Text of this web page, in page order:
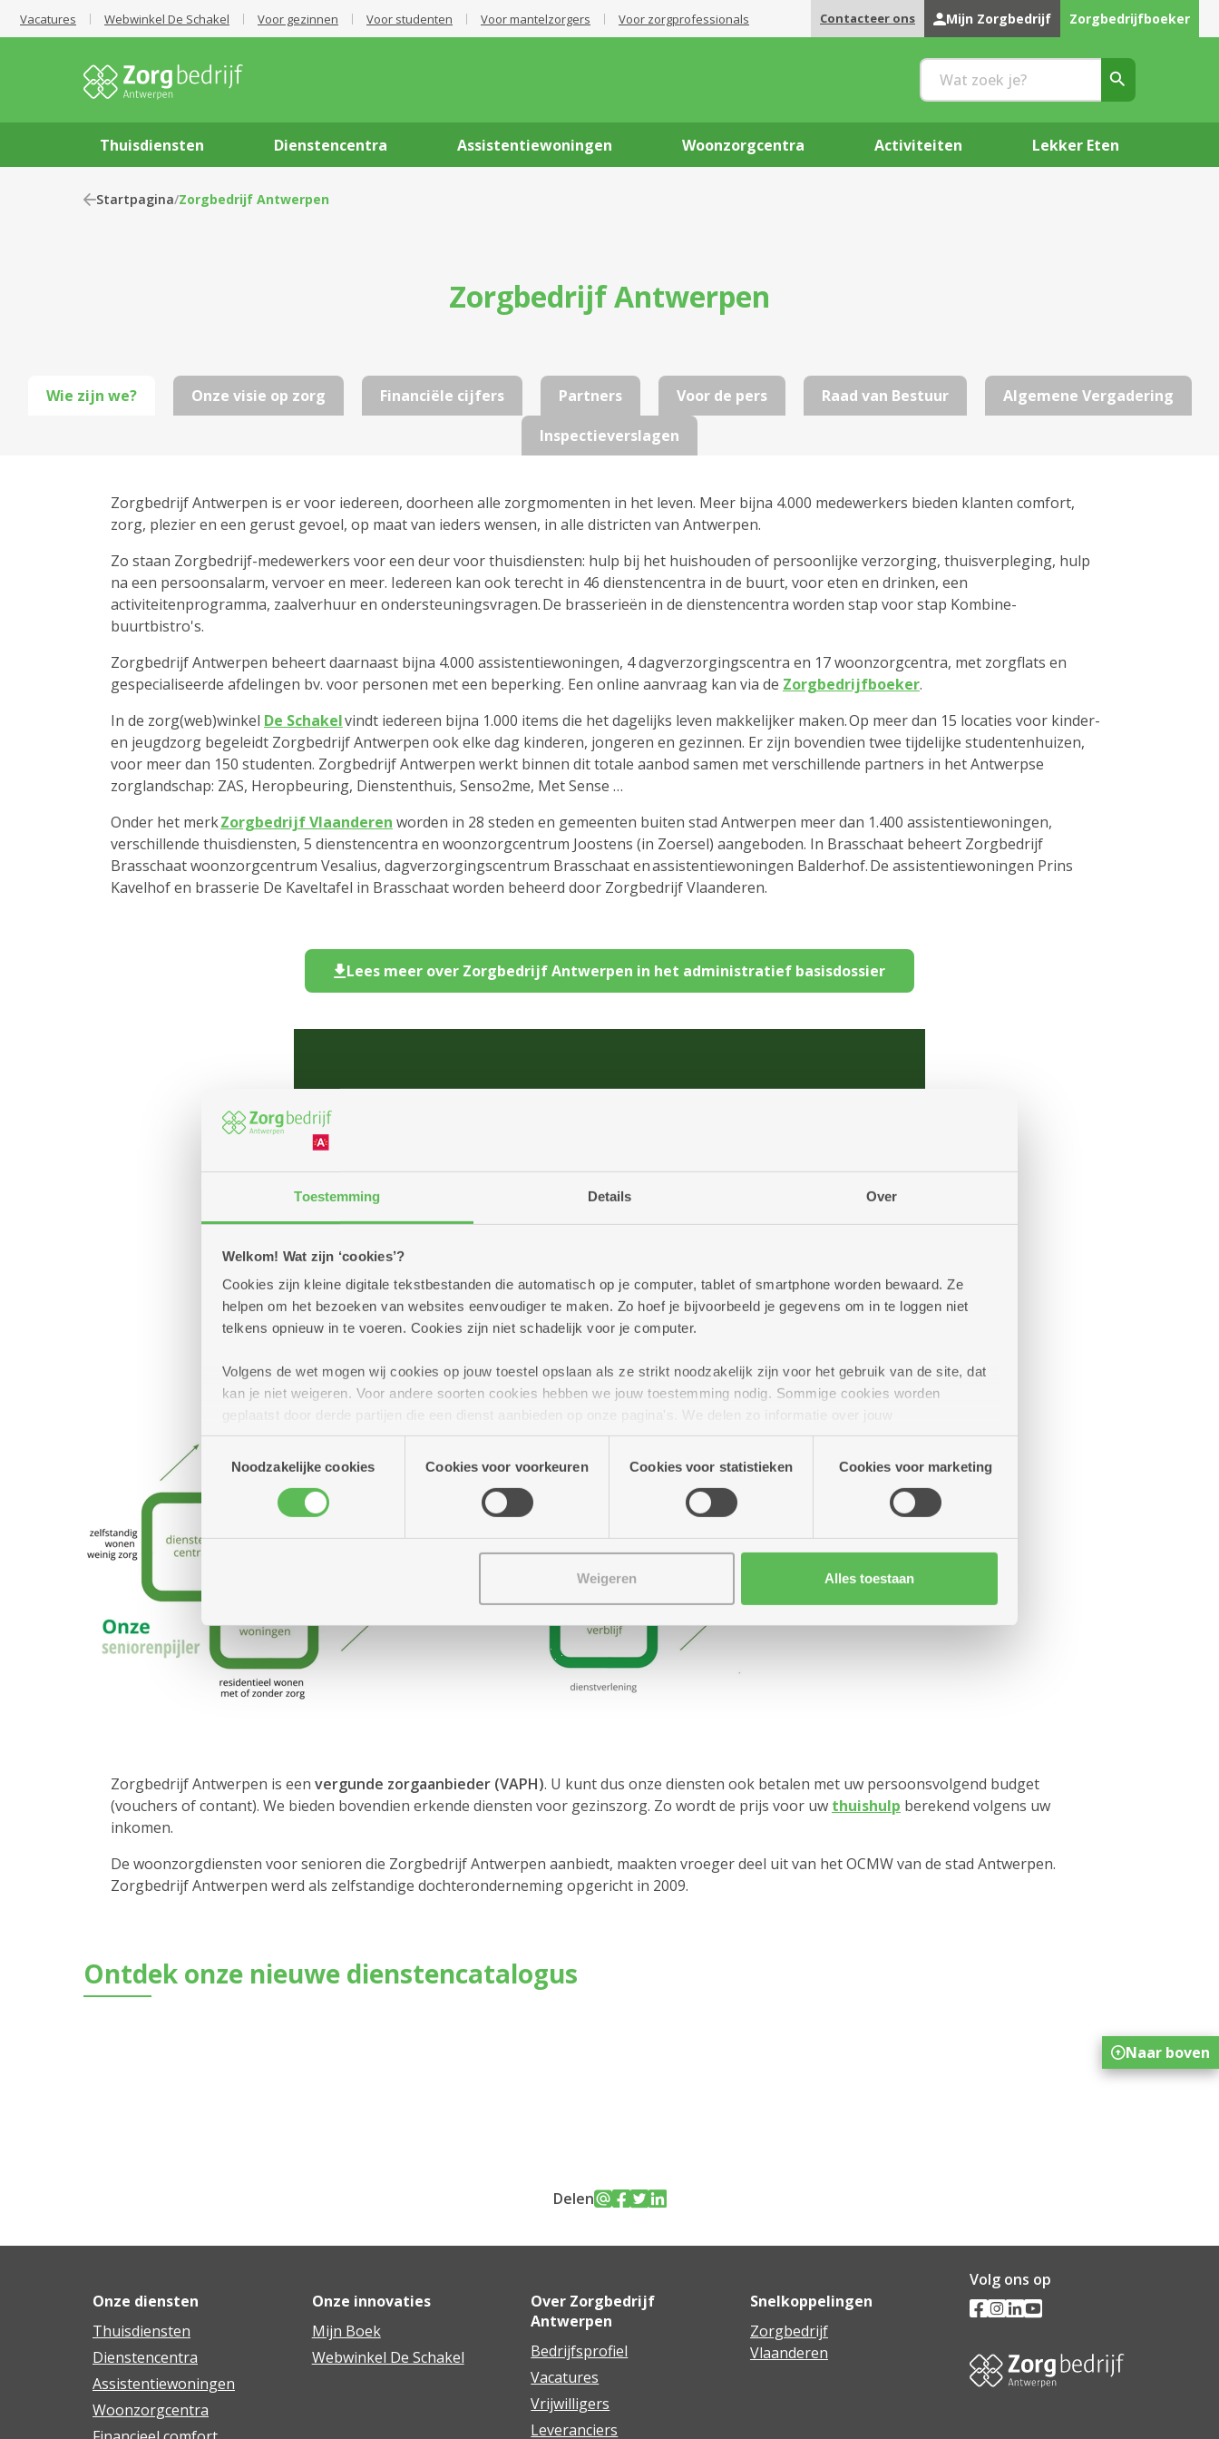
Toestemming Details Over
Welkom! Wat zijn ‘cookies’?
Cookies zijn kleine digitale tekstbestanden die automatisch op je computer, tablet of smartphone worden bewaard. Ze
helpen om het bezoeken van websites eenvoudiger te maken. Zo hoef je bijvoorbeeld je gegevens om in te loggen niet
telkens opnieuw in te voeren. Cookies zijn niet schadelijk voor je computer.
Volgens de wet mogen wij cookies op jouw toestel opslaan als ze strikt noodzakelijk zijn voor het gebruik van de site, dat
kan je niet weigeren. Voor andere soorten cookies hebben we jouw toestemming nodig. Sommige cookies worden
geplaatst door derde partijen die een dienst aanbieden op onze pagina's. We delen zo informatie over jouw
(geanonimiseerd) gebruik van onze site voor social media, advertenties en analyse. Deze partners kunnen deze gegevens
combineren met andere informatie die je aan hen verstrekte.
Noodzakelijke cookies
Cookies voor voorkeuren Cookies voor statistieken Cookies voor marketing
Weigeren Alles toestaan
Vacatures Webwinkel De Schakel Voor gezinnen Voor studenten Voor mantelzorgers Voor zorgprofessionals Contacteer ons Mijn Zorgbedrijf Zorgbedrijfboeker
Thuisdiensten Dienstencentra Assistentiewoningen Woonzorgcentra Activiteiten Lekker Eten
Startpagina/Zorgbedrijf Antwerpen
Zorgbedrijf Antwerpen
Wie zijn we?
Zorgbedrijf Antwerpen is er voor iedereen, doorheen alle zorgmomenten in het leven. Meer bijna 4.000 medewerkers bieden klanten comfort,
zorg, plezier en een gerust gevoel, op maat van ieders wensen, in alle districten van Antwerpen.
Zo staan Zorgbedrijf-medewerkers voor een deur voor thuisdiensten: hulp bij het huishouden of persoonlijke verzorging, thuisverpleging, hulp
na een persoonsalarm, vervoer en meer. Iedereen kan ook terecht in 46 dienstencentra in de buurt, voor eten en drinken, een
activiteitenprogramma, zaalverhuur en ondersteuningsvragen. De brasserieën in de dienstencentra worden stap voor stap Kombine-
buurtbistro's.
Zorgbedrijf Antwerpen beheert daarnaast bijna 4.000 assistentiewoningen, 4 dagverzorgingscentra en 17 woonzorgcentra, met zorgflats en
gespecialiseerde afdelingen bv. voor personen met een beperking. Een online aanvraag kan via de Zorgbedrijfboeker.
In de zorg(web)winkel De Schakelvindt iedereen bijna 1.000 items die het dagelijks leven makkelijker maken. Op meer dan 15 locaties voor kinder-
en jeugdzorg begeleidt Zorgbedrijf Antwerpen ook elke dag kinderen, jongeren en gezinnen. Er zijn bovendien twee tijdelijke studentenhuizen,
voor meer dan 150 studenten. Zorgbedrijf Antwerpen werkt binnen dit totale aanbod samen met verschillende partners in het Antwerpse
zorglandschap: ZAS, Heropbeuring, Dienstenthuis, Senso2me, Met Sense …
Onder het merkZorgbedrijf Vlaanderen worden in 28 steden en gemeenten buiten stad Antwerpen meer dan 1.400 assistentiewoningen,
verschillende thuisdiensten, 5 dienstencentra en woonzorgcentrum Joostens (in Zoersel) aangeboden. In Brasschaat beheert Zorgbedrijf
Brasschaat woonzorgcentrum Vesalius, dagverzorgingscentrum Brasschaat en assistentiewoningen Balderhof. De assistentiewoningen Prins
Kavelhof en brasserie De Kaveltafel in Brasschaat worden beheerd door Zorgbedrijf Vlaanderen.
Lees meer over Zorgbedrijf Antwerpen in het administratief basisdossier
Zorgbedrijf Antwerpen is een vergunde zorgaanbieder (VAPH). U kunt dus onze diensten ook betalen met uw persoonsvolgend budget
(vouchers of contant). We bieden bovendien erkende diensten voor gezinszorg. Zo wordt de prijs voor uw thuishulp berekend volgens uw
inkomen.
De woonzorgdiensten voor senioren die Zorgbedrijf Antwerpen aanbiedt, maakten vroeger deel uit van het OCMW van de stad Antwerpen.
Zorgbedrijf Antwerpen werd als zelfstandige dochteronderneming opgericht in 2009.
Ontdek onze nieuwe dienstencatalogus
Onze visie op zorg Financiële cijfers Partners Voor de pers Raad van Bestuur
Algemene Vergadering
Inspectieverslagen
Delen
Onze diensten
Thuisdiensten
Dienstencentra
Assistentiewoningen
Woonzorgcentra
Onze innovaties
Mijn Boek
Webwinkel De Schakel
Over Zorgbedrijf
Antwerpen
Bedrijfsprofiel
Vacatures
Vrijwilligers
Leveranciers
Snelkoppelingen
Zorgbedrijf
Vlaanderen
Volg ons op
Naar boven